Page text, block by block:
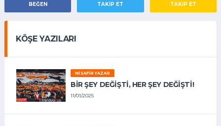
BEĞEN TAKIP ET TAKİP ET
KÖŞE YAZILARI
MISAFIR YAZAR
BIR ŞEY DEĞIŞTI, HER ŞEY DEĞIŞTI!
11/01/2025